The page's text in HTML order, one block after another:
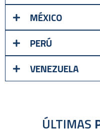
MÉXICO
PERÚ
VENEZUELA
ÚLTIMAS